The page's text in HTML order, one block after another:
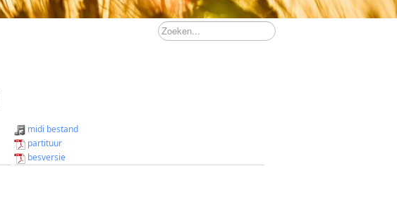
midi bestand
partituur
besversie